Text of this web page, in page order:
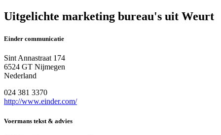
Uitgelichte marketing bureau's uit Weurt
Einder communicatie
Sint Annastraat 174
6524 GT Nijmegen
Nederland
024 381 3370
http://www.einder.com/
Voermans tekst & advies